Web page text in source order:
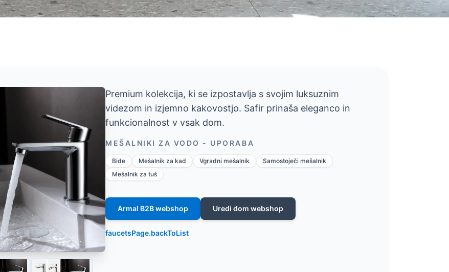
Premium kolekcija, ki se izpostavlja s svojim luksuznim
videzom in izjemno kakovostjo. Safir prinaša eleganco in
funkcionalnost v vsak dom.
MEŠALNIKI ZA VODO - UPORABA
Bide Mešalnik za kad Vgradni mešalnik
Samostoječi mešalnik
Mešalnik za tuš
Armal B2B webshop Uredi dom webshop
faucetsPage.backToList